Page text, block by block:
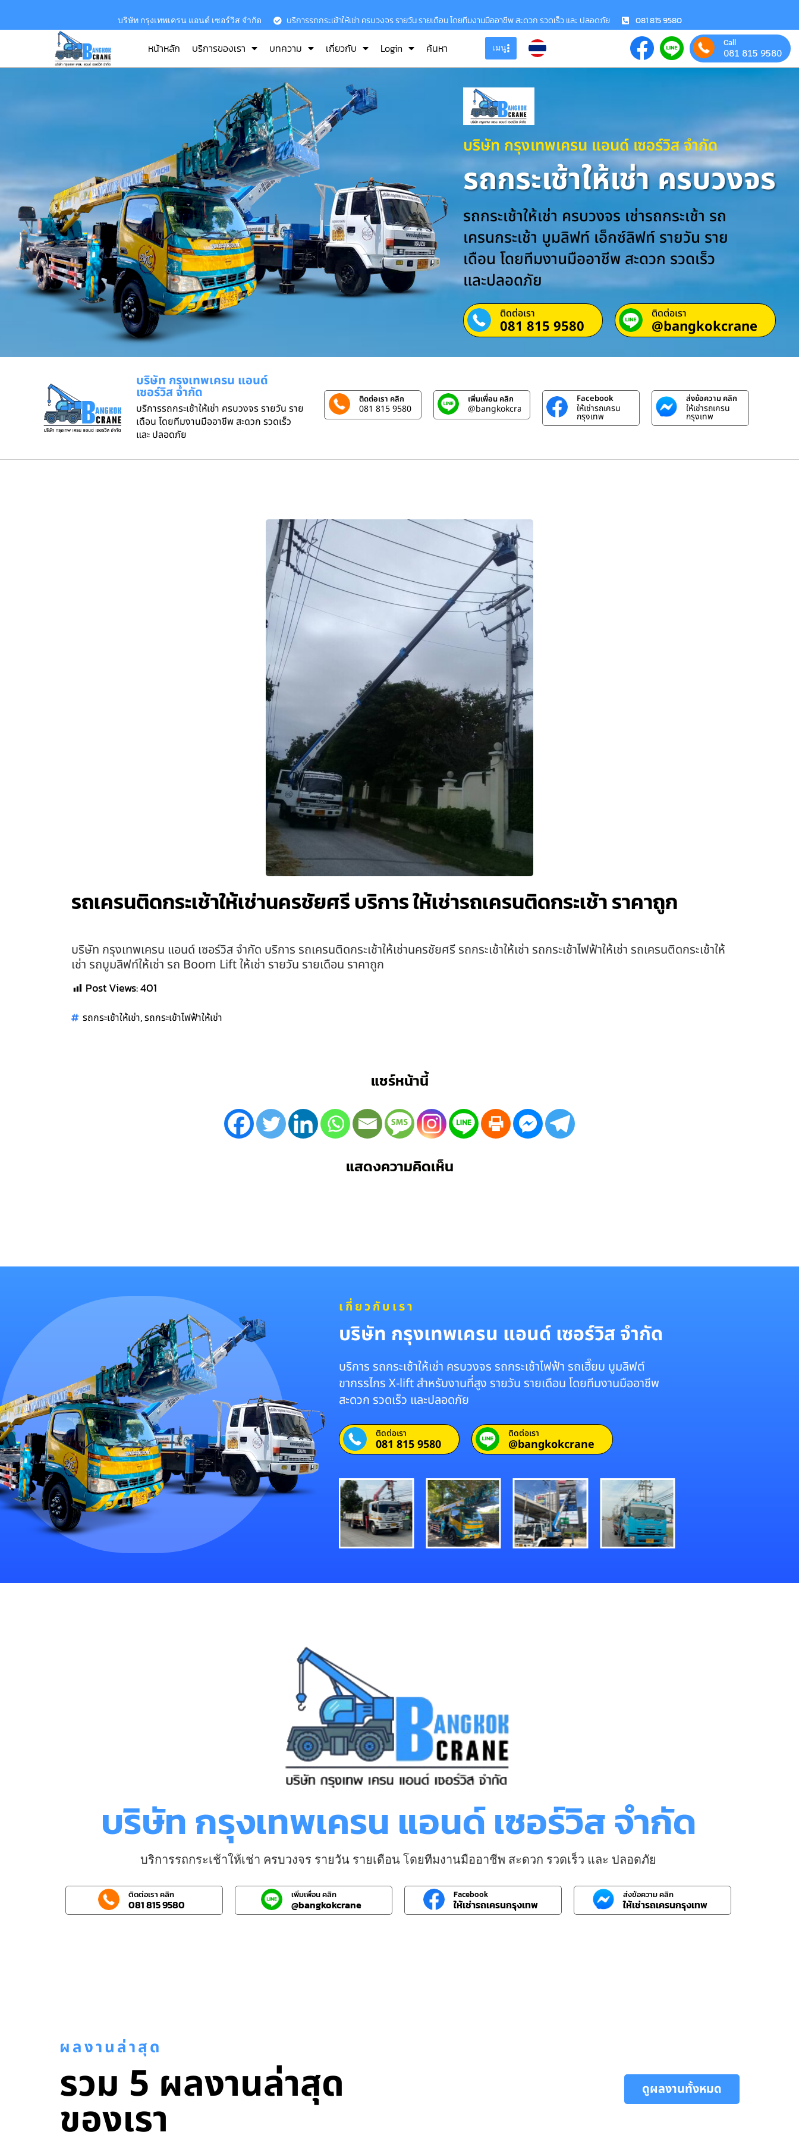
บริษัท กรุงเทพเครน แอนด์ เซอร์วิส จำกัด บริการรถกระเช้าให้เช่า ครบวงจร รายวัน รายเดือน โดยทีมงานมืออาชีพ สะดวก รวดเร็ว และ ปลอดภัย 081 815 9580
หน้าหลัก บริการของเรา บทความ เกี่ยวกับ Login ค้นหา เมนู Call
081 815 9580
บริษัท กรุงเทพเครน แอนด์ เซอร์วิส จำกัด
รถกระเช้าให้เช่า ครบวงจร
รถกระเช้าให้เช่า ครบวงจร เช่ารถกระเช้า รถ
เครนกระเช้า บูมลิฟท์ เอ็กซ์ลิฟท์ รายวัน ราย
เดือน โดยทีมงานมืออาชีพ สะดวก รวดเร็ว
และปลอดภัย
ติดต่อเรา
081 815 9580
ติดต่อเรา
@bangkokcrane
บริษัท กรุงเทพเครน แอนด์
เซอร์วิส จำกัด
บริการรถกระเช้าให้เช่า ครบวงจร รายวัน ราย
เดือน โดยทีมงานมืออาชีพ สะดวก รวดเร็ว
และ ปลอดภัย
ติดต่อเรา คลิก
081 815 9580
เพิ่มเพื่อน คลิก
@bangkokcrane
Facebook
ให้เช่ารถเครน
กรุงเทพ
ส่งข้อความ คลิก
ให้เช่ารถเครน
กรุงเทพ
รถเครนติดกระเช้าให้เช่านครชัยศรี บริการ ให้เช่ารถเครนติดกระเช้า ราคาถูก
บริษัท กรุงเทพเครน แอนด์ เซอร์วิส จำกัด บริการ รถเครนติดกระเช้าให้เช่านครชัยศรี รถกระเช้าให้เช่า รถกระเช้าไฟฟ้าให้เช่า รถเครนติดกระเช้าให้
เช่า รถบูมลิฟท์ให้เช่า รถ Boom Lift ให้เช่า รายวัน รายเดือน ราคาถูก
Post Views:401
รถกระเช้าให้เช่า,รถกระเช้าไฟฟ้าให้เช่า
แชร์หน้านี้
แสดงความคิดเห็น
เกี่ยวกับเรา
บริษัท กรุงเทพเครน แอนด์ เซอร์วิส จำกัด
บริการ รถกระเช้าให้เช่า ครบวงจร รถกระเช้าไฟฟ้า รถเฮี๊ยบ บูมลิฟต์
ขากรรไกร X-lift สำหรับงานที่สูง รายวัน รายเดือน โดยทีมงานมืออาชีพ
สะดวก รวดเร็ว และปลอดภัย
ติดต่อเรา
081 815 9580
ติดต่อเรา
@bangkokcrane
บริษัท กรุงเทพเครน แอนด์ เซอร์วิส จำกัด
บริการรถกระเช้าให้เช่า ครบวงจร รายวัน รายเดือน โดยทีมงานมืออาชีพ สะดวก รวดเร็ว และ ปลอดภัย
ติดต่อเรา คลิก
081 815 9580
เพิ่มเพื่อน คลิก
@bangkokcrane
Facebook
ให้เช่ารถเครนกรุงเทพ
ส่งข้อความ คลิก
ให้เช่ารถเครนกรุงเทพ
ผลงานล่าสุด
รวม 5 ผลงานล่าสุด
ของเรา
ดูผลงานทั้งหมด